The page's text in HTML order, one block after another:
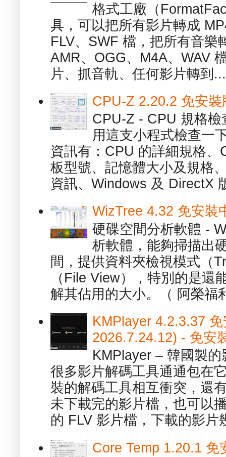
格式工廠（
具，可以把所有影片轉成
FLV、SWF 檔，把所有音樂
AMR、OGG、M4A、WAV
片、抓音軌、任何影片轉到...
CPU-Z 2.20.2 免安
CPU-Z - CPU 規格
用這支小程式檢查一
資訊有：CPU 的詳細規格
板型號、記憶體大小及規格
資訊、Windows 及 DirectX
WizTree 4.32 免安裝
硬碟空間分析軟體 -
析軟體，能夠掃描出
間，提供資料夾檢視模式（
（File View），特別的是還
解其佔用的大小。（ 阿榮福
KMPlayer 4.2.3.37
2026.7.24.12) - 免安
KMPlayer – 韓國製
很多影片解碼工具通通包在
裝的解碼工具相互衝突，還
未下載完的影片檔，也可以
的 FLV 影片檔，下載的影片
Core Temp 1.20.1 免